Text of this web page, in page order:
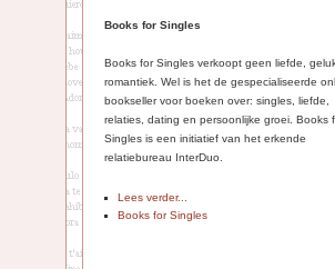
Books for Singles
Books for Singles verkoopt geen liefde,
romantiek. Wel is het de gespecialiseerde
bookseller voor boeken over: singles, liefde,
relaties, dating en persoonlijke groei. Books
Singles is een initiatief van het erkende
relatiebureau InterDuo.
Lees verder...
Books for Singles